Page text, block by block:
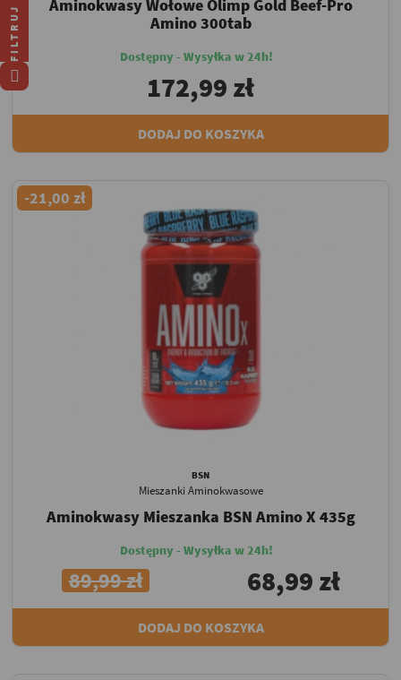
Aminokwasy Wołowe Olimp Gold Beef-Pro
Amino 300tab
Dostępny - Wysyłka w 24h!
172,99 zł
DODAJ DO KOSZYKA
-21,00 zł
BSN
Mieszanki Aminokwasowe
Aminokwasy Mieszanka BSN Amino X 435g
Dostępny - Wysyłka w 24h!
89,99 zł 68,99 zł
DODAJ DO KOSZYKA
FILTRUJ